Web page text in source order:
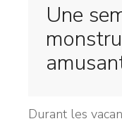
Une
Durant les